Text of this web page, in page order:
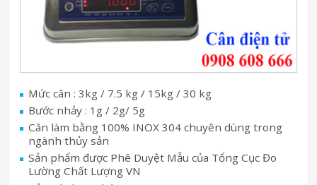
Mức cân : 3kg / 7.5 kg / 15kg / 30 kg
Bước nhảy : 1g / 2g/ 5g
Cân làm bằng 100% INOX 304 chuyên dùng trong
ngành thủy sản
Sản phẩm được Phê Duyệt Mẫu của Tổng Cục Đo
Lường Chất Lượng VN